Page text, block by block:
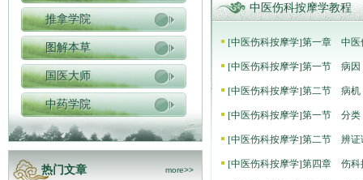
推拿学院
图解本草
国医大师
中药学院
热门文章 more>>
中医伤科按摩学教程
[中医伤科按摩学]第一章 中医
[中医伤科按摩学]第一节 病因
[中医伤科按摩学]第二节 病机
[中医伤科按摩学]第一节 分类
[中医伤科按摩学]第二节 辨证
[中医伤科按摩学]第四章 伤科